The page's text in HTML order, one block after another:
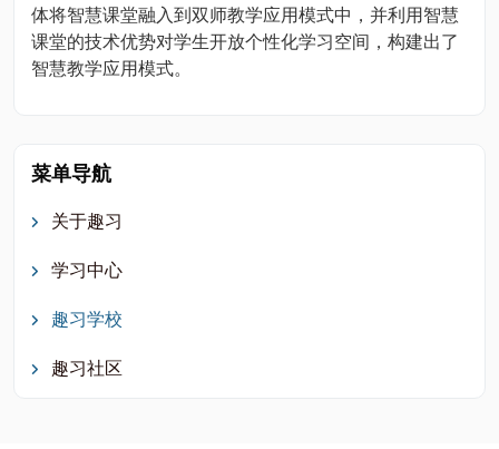
体将智慧课堂融入到双师教学应用模式中，并利用智慧
课堂的技术优势对学生开放个性化学习空间，构建出了
智慧教学应用模式。
菜单导航
关于趣习
学习中心
趣习学校
趣习社区